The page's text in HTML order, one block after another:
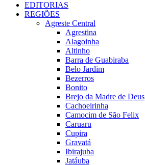
EDITORIAS
REGIÕES
Agreste Central
Agrestina
Alagoinha
Altinho
Barra de Guabiraba
Belo Jardim
Bezerros
Bonito
Brejo da Madre de Deus
Cachoeirinha
Camocim de São Felix
Caruaru
Cupira
Gravatá
Ibirajuba
Jatáuba